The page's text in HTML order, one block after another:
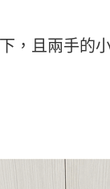
，且兩手的